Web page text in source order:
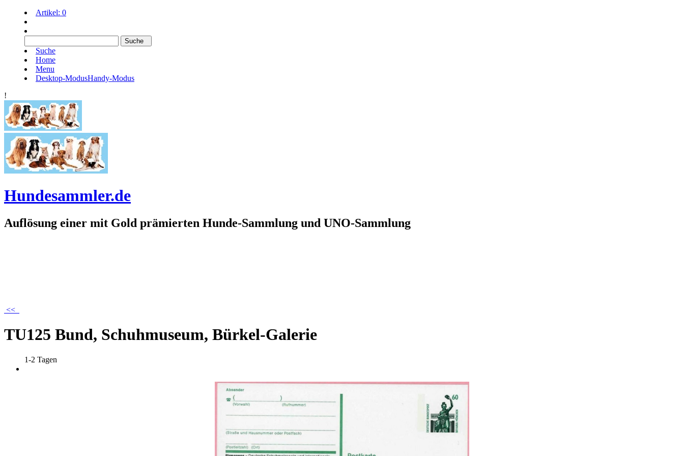
Artikel: 0
Suche
Home
Menu
Desktop-ModusHandy-Modus
!
Hundesammler.de
Auflösung einer mit Gold prämierten Hunde-Sammlung und UNO-Sammlung
<<
TU125 Bund, Schuhmuseum, Bürkel-Galerie
1-2 Tagen